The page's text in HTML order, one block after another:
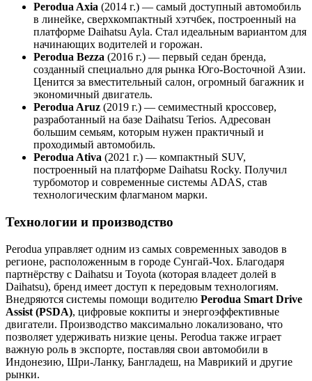
Perodua Axia (2014 г.) — самый доступный автомобиль
в линейке, сверхкомпактный хэтчбек, построенный на
платформе Daihatsu Ayla. Стал идеальным вариантом для
начинающих водителей и горожан.
Perodua Bezza (2016 г.) — первый седан бренда,
созданный специально для рынка Юго-Восточной Азии.
Ценится за вместительный салон, огромный багажник и
экономичный двигатель.
Perodua Aruz (2019 г.) — семиместный кроссовер,
разработанный на базе Daihatsu Terios. Адресован
большим семьям, которым нужен практичный и
проходимый автомобиль.
Perodua Ativa (2021 г.) — компактный SUV,
построенный на платформе Daihatsu Rocky. Получил
турбомотор и современные системы ADAS, став
технологическим флагманом марки.
Технологии и производство
Perodua управляет одним из самых современных заводов в
регионе, расположенным в городе Сунгай-Чох. Благодаря
партнёрству с Daihatsu и Toyota (которая владеет долей в
Daihatsu), бренд имеет доступ к передовым технологиям.
Внедряются системы помощи водителю Perodua Smart Drive
Assist (PSDA), цифровые кокпиты и энергоэффективные
двигатели. Производство максимально локализовано, что
позволяет удерживать низкие цены. Perodua также играет
важную роль в экспорте, поставляя свои автомобили в
Индонезию, Шри-Ланку, Бангладеш, на Маврикий и другие
рынки.